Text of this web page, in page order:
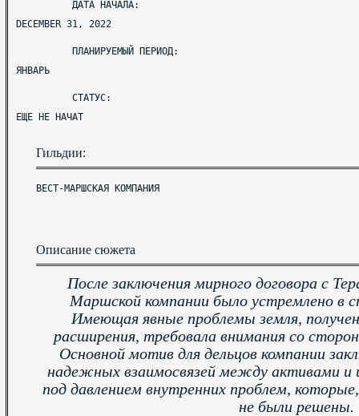
ДАТА НАЧАЛА:
DECEMBER 31, 2022
ПЛАНИРУЕМЫЙ ПЕРИОД:
ЯНВАРЬ
СТАТУС:
ЕЩЕ НЕ НАЧАТ
Гильдии:
ВЕСТ-МАРШСКАЯ КОМПАНИЯ
Описание сюжета
После заключения мирного договора с
Маршской компании было устремлено в
Имеющая явные проблемы земля,
расширения, требовала внимания со
Основной мотив для дельцов компании
надежных взаимосвязей между активами и
под давлением внутренних проблем,
не были решены.